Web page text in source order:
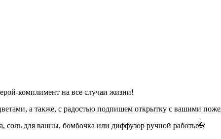
комплимент на все случаи жизни!
а также, с радостью подпишем открытку с вашими
соль для ванны, бомбочка или диффузор ручной работы🌺